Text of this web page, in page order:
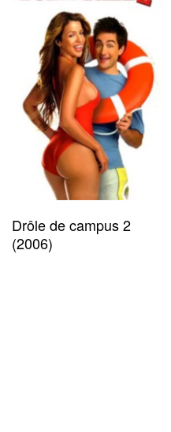
Drôle de campus 2
(2006)